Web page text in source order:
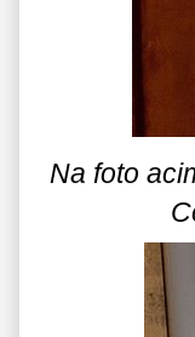
Na foto